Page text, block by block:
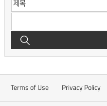
Terms of Use Privacy Policy